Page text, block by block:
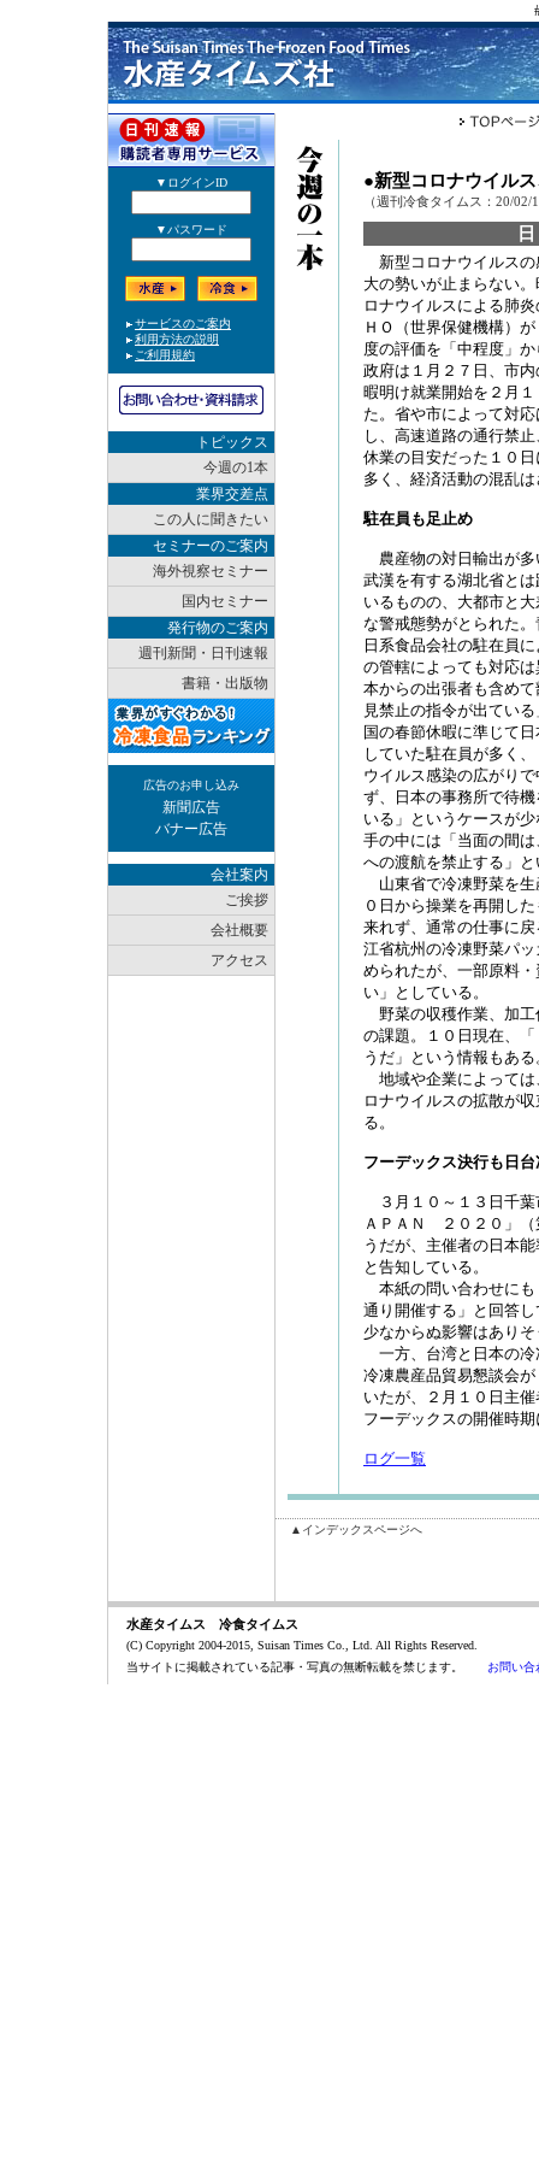
トピックス
今週の1本
業界交差点
この人に聞きたい
セミナーのご案内
海外視察セミナー
国内セミナー
発行物のご案内
週刊新聞・日刊速報
書籍・出版物
広告のお申し込み
新聞広告
バナー広告
会社案内
ご挨拶
会社概要
アクセス
●新型コロナウイル
（週刊冷食タイムス：20/02/
新型コロナウイルスの
大の勢いが止まらない
ロナウイルスによる肺
ＨＯ（世界保健機構）
度の評価を「中程度」
政府は１月２７日、市
暇明け就業開始を２月
た。省や市によって対
し、高速道路の通行禁
休業の目安だった１０
多く、経済活動の混乱
駐在員も足止め
農産物の対日輸出が多
武漢を有する湖北省と
いるものの、大都市と
な警戒態勢がとられた
日系食品会社の駐在員
の管轄によっても対応
本からの出張者も含め
見禁止の指令が出てい
国の春節休暇に準じて
していた駐在員が多く
ウイルス感染の広がり
ず、日本の事務所で待
いる」というケースが
手の中には「当面の間
への渡航を禁止する」
山東省で冷凍野菜を生
０日から操業を再開し
来れず、通常の仕事に
江省杭州の冷凍野菜パ
められたが、一部原料
い」としている。
野菜の収穫作業、加工
の課題。１０日現在、
うだ」という情報もある
地域や企業によっては
ロナウイルスの拡散が
る。
フーデックス決行も日
３月１０～１３日千
ＡＰＡＮ ２０２０」（
うだが、主催者の日本
と告知している。
本紙の問い合わせにも
通り開催する」と回答
少なからぬ影響はあり
一方、台湾と日本の冷
冷凍農産品貿易懇談会
いたが、２月１０日主
フーデックスの開催時
ログ一覧
▲インデックスページへ
水産タイムス 冷食タイムス
(C) Copyright 2004-2015, Suisan Times Co., Ltd. All Rights Reserved.
当サイトに掲載されている記事・写真の無断転載を禁じます。 お問い合